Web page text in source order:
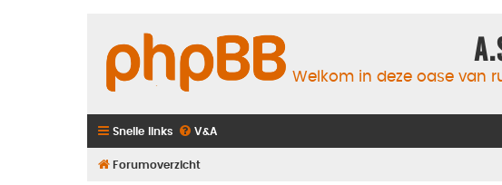
Welkom in deze oase van
Snelle links V&A
Forumoverzicht